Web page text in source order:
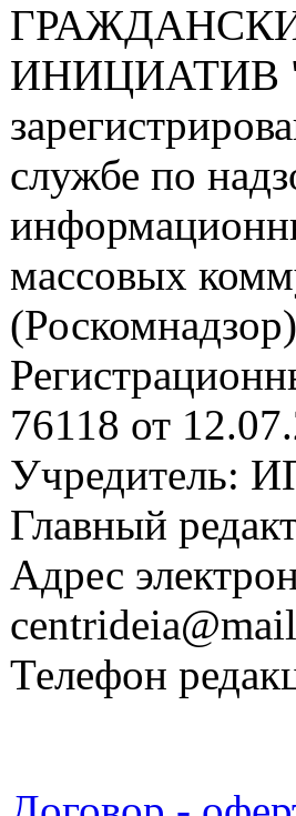
ИНИЦИАТИВ
службе по
массовых
76118 от
Учредитель:
Главный
Адрес
Телефон